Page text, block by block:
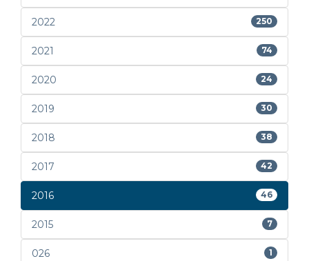
2022 250
2021 74
2020 24
2019 30
2018 38
2017 42
2016 46
2015 7
026 1